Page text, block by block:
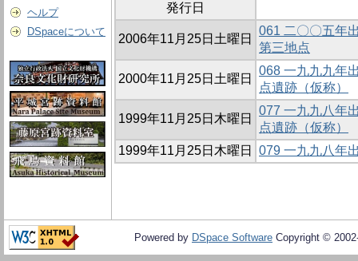
ヘルプ
DSpaceについて
発行日
2006年11月25日土曜日
061 二〇〇五年
第三地点
2000年11月25日土曜日
068 一九九九年
点遺跡（仮称）
1999年11月25日木曜日
077 一九九八年
点遺跡（仮称）
1999年11月25日木曜日
079 一九九八年
Powered by DSpace Software Copyright ©